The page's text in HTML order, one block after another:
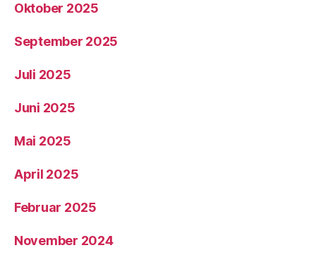
Oktober 2025
September 2025
Juli 2025
Juni 2025
Mai 2025
April 2025
Februar 2025
November 2024